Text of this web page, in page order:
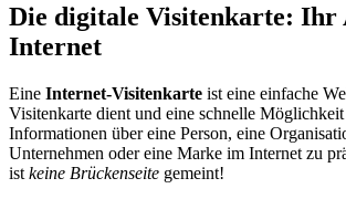
Die digitale Visitenkarte: Ihr
Internet
Eine Internet-Visitenkarte ist eine einfache
Visitenkarte dient und eine schnelle
Informationen über eine Person, eine
Unternehmen oder eine Marke im Internet zu
ist keine Brückenseite gemeint!